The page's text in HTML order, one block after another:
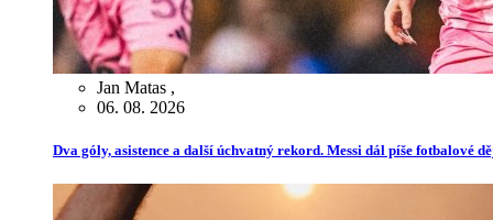
Jan Matas ,
06. 08. 2026
Dva góly, asistence a další úchvatný rekord. Messi dál píše fotbalové